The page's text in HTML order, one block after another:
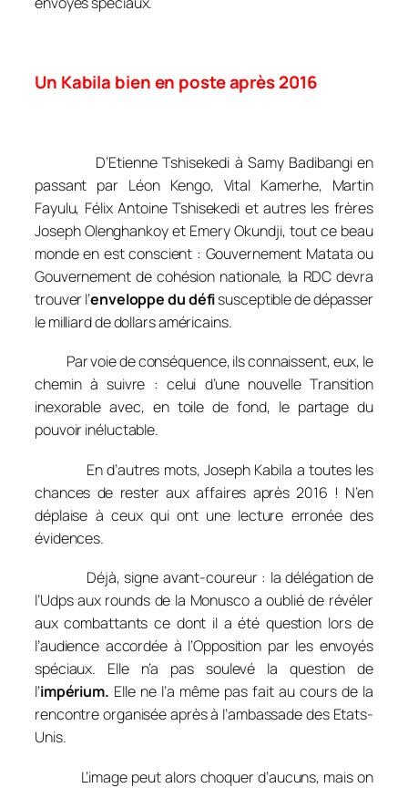
Un Kabila bien en poste après 2016
D’Etienne Tshisekedi à Samy Badibangi en
passant par Léon Kengo, Vital Kamerhe, Martin
Fayulu, Félix Antoine Tshisekedi et autres les frères
Joseph Olenghankoy et Emery Okundji, tout ce beau
monde en est conscient : Gouvernement Matata ou
Gouvernement de cohésion nationale, la RDC devra
trouver l’enveloppe du défisusceptible de dépasser
le milliard de dollars américains.
Par voie de conséquence, ils connaissent, eux, le
chemin à suivre : celui d’une nouvelle Transition
inexorable avec, en toile de fond, le partage du
pouvoir inéluctable.
En d’autres mots, Joseph Kabila a toutes les
chances de rester aux affaires après 2016 ! N’en
déplaise à ceux qui ont une lecture erronée des
évidences.
Déjà, signe avant-coureur : la délégation de
l’Udps aux rounds de la Monusco a oublié de révéler
aux combattants ce dont il a été question lors de
l’audience accordée à l’Opposition par les envoyés
spéciaux. Elle n’a pas soulevé la question de
l’impérium. Elle ne l’a même pas fait au cours de la
rencontre organisée après à l’ambassade des Etats-
Unis.
L’image peut alors choquer d’aucuns, mais on